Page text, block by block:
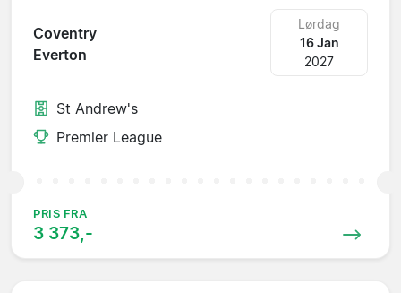
Coventry
Everton
Lørdag
16 Jan
2027
St Andrew's
Premier League
PRIS FRA
3 373,-